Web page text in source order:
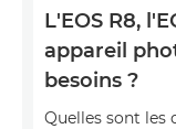
L'EOS R8,
appareil
besoins ?
Quelles sont les